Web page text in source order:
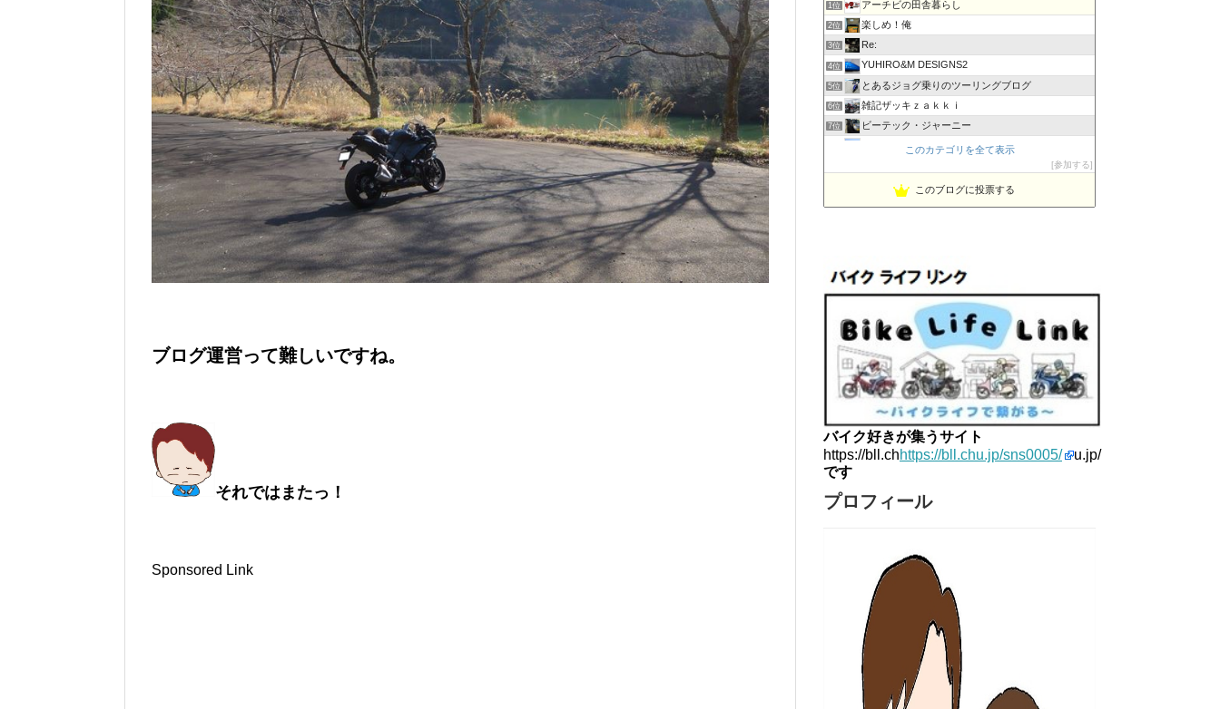
ブログ運営って難しいですね。
それではまたっ！
Sponsored Link
1位 アーチビの田舎暮らし
2位 楽しめ！俺
3位 Re:
4位 YUHIRO&M DESIGNS2
5位 とあるジョグ乗りのツーリングブログ
6位 雑記ザッキｚａｋｋｉ
7位 ビーテック・ジャーニー
PBOYS-BLUE
◆Akira's Candid Photography
11位 MT-07と私。走る
15位 ほんまもん商会
このカテゴリを全て表示
参加する
このブログに投票する
バイク好きが集うサイト
https://bll.chhttps://bll.chu.jp/sns0005/
u.jp/
です
プロフィール